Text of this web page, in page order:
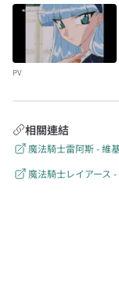
PV
相關連結
魔法騎士雷阿斯 - 維
魔法騎士レイアース